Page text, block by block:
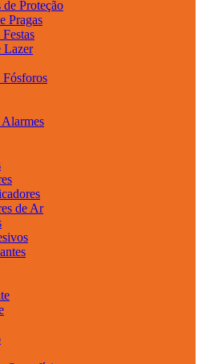
de Proteção
Pragas
Lazer
Fósforos
de Ar